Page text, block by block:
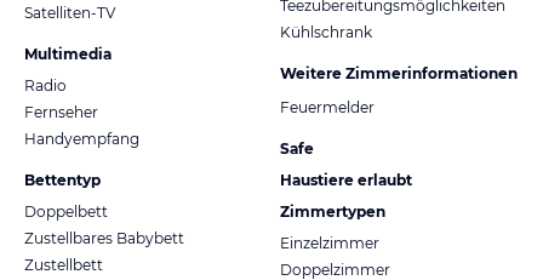
Satelliten-TV
Multimedia
Radio
Fernseher
Handyempfang
Bettentyp
Doppelbett
Zustellbares Babybett
Zustellbett
Teezubereitungsmöglichkeiten
Kühlschrank
Weitere Zimmerinformationen
Feuermelder
Safe
Haustiere erlaubt
Zimmertypen
Einzelzimmer
Doppelzimmer